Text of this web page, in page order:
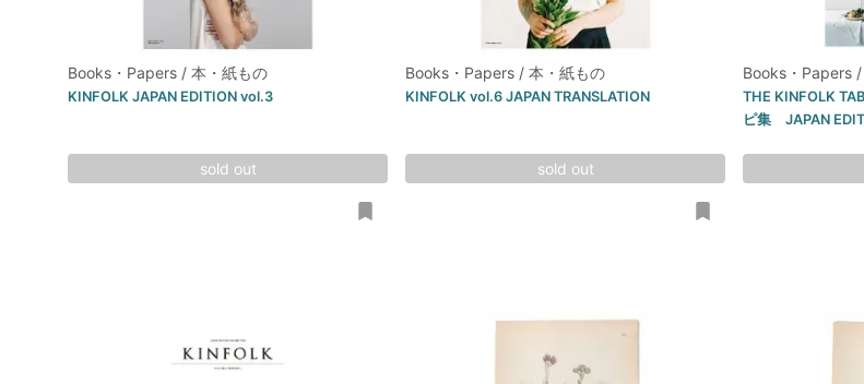
Books・Papers / 本・紙もの
KINFOLK JAPAN EDITION vol.3
sold out
Books・Papers / 本・紙もの
KINFOLK vol.6 JAPAN TRANSLATION
sold out
Books・Papers
THE KINFOLK
ピ集 JAPAN